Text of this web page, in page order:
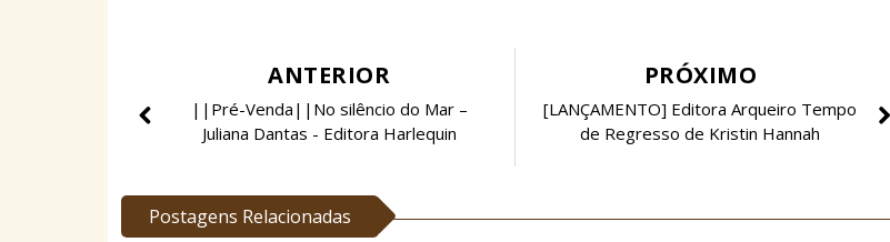
PRÓXIMO
[LANÇAMENTO] Editora Arqueiro Tempo
de Regresso de Kristin Hannah
ANTERIOR
||Pré-Venda||No silêncio do Mar –
Juliana Dantas - Editora Harlequin
Postagens Relacionadas